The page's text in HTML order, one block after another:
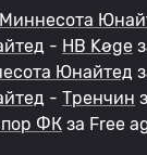
Миннесота
- HB Køge
Юнайтед
- Тренчин
ФК за Free